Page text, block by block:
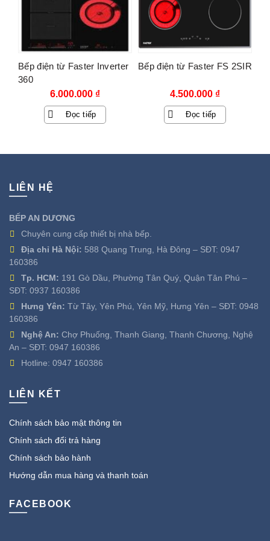
Bếp điện từ Faster Inverter
360
6.000.000 ₫
Đọc tiếp
Bếp điện từ Faster FS 2SIR
4.500.000 ₫
Đọc tiếp
LIÊN HỆ
BẾP AN DƯƠNG
Chuyên cung cấp thiết bị nhà bếp.
Địa chỉ Hà Nội: 588 Quang Trung, Hà Đông – SĐT: 0947
160386
Tp. HCM: 191 Gò Dầu, Phường Tân Quý, Quận Tân Phú –
SĐT: 0937 160386
Hưng Yên: Từ Tây, Yên Phú, Yên Mỹ, Hưng Yên – SĐT: 0948
160386
Nghệ An: Chợ Phuống, Thanh Giang, Thanh Chương, Nghệ
An – SĐT: 0947 160386
Hotline: 0947 160386
LIÊN KẾT
Chính sách bảo mật thông tin
Chính sách đổi trả hàng
Chính sách bảo hành
Hướng dẫn mua hàng và thanh toán
FACEBOOK